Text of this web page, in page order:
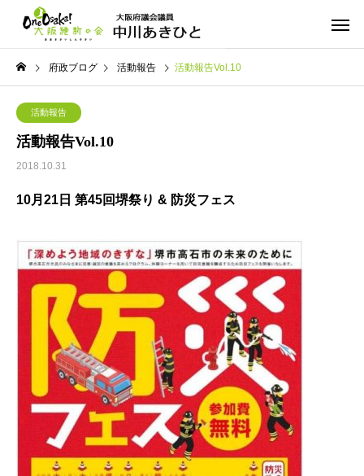
府政ブログ 活動報告 活動報告Vol.10
活動報告
活動報告Vol.10
2018.10.31
10月21日 第45回堺祭り & 防災フェス